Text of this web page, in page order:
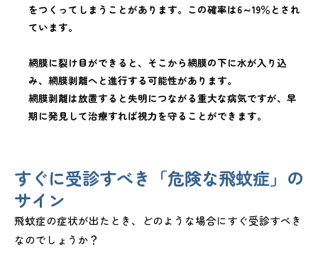
をつくってしまうことがあります。この確率は6～19％とされ
ています。
網膜に裂け目ができると、そこから網膜の下に水が入り込
み、網膜剥離へと進行する可能性があります。
網膜剥離は放置すると失明につながる重大な病気ですが、早
期に発見して治療すれば視力を守ることができます。
すぐに受診すべき「危険な飛蚊症」の
サイン
飛蚊症の症状が出たとき、どのような場合にすぐ受診すべき
なのでしょうか？